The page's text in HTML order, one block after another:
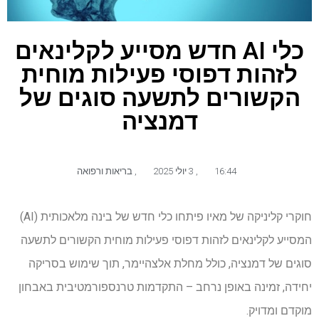
כלי AI חדש מסייע לקלינאים
לזהות דפוסי פעילות מוחית
הקשורים לתשעה סוגים של
דמנציה
16:44 בריאות ורפואה
חוקרי קליניקה של מאיו פיתחו כלי חדש של בינה מלאכותית (AI)
המסייע לקלינאים לזהות דפוסי פעילות מוחית הקשורים לתשעה
סוגים של דמנציה, כולל מחלת אלצהיימר, תוך שימוש בסריקה
יחידה, זמינה באופן נרחב – התקדמות טרנספורמטיבית באבחון
מוקדם ומדויק.